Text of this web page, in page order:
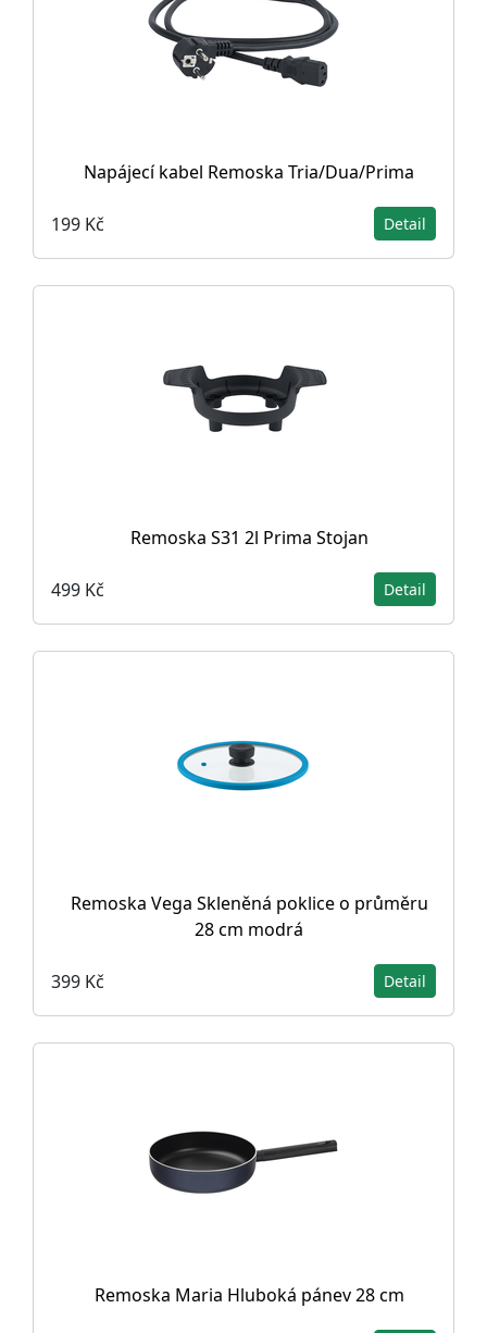
Napájecí kabel Remoska Tria/Dua/Prima
199 Kč Detail
Remoska S31 2l Prima Stojan
499 Kč Detail
Remoska Vega Skleněná poklice o průměru
28 cm modrá
399 Kč Detail
Remoska Maria Hluboká pánev 28 cm